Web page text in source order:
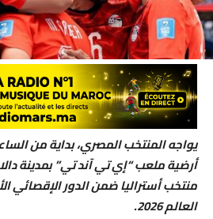
يواجه المنتخب المصري، بداية من
أرضية ملعب “إي تي آند تي” بمدينة
منتخب أستراليا ضمن الدور
العالم 2026.